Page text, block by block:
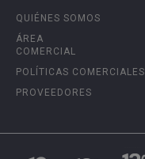
QUIÉNES SOMOS
ÁREA
COMERCIAL
POLÍTICAS COMERCIALES
PROVEEDORES